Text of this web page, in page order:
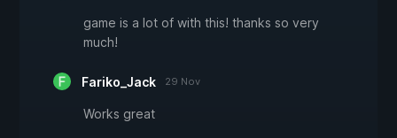
game is a lot of with this! thanks so very
much!
Fariko_Jack 29 Nov
Works great